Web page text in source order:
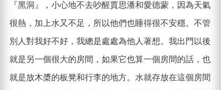
『黑洞』，小心地不去吵醒賈思潘和愛德蒙，因為天氣
很熱，加上水又不足，所以他們也睡得很不安穩。不管
別人對我好不好，我總是處處為他人著想。我出門以後
就是另一個很大的房間，如果它也算一個房間的話，也
就是放木槳的板凳和行李的地方。水就存放在這個房間